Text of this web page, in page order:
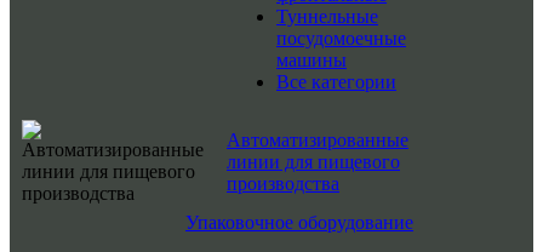
Туннельные
посудомоечные
машины
Все категории
Автоматизированные
линии для пищевого
производства
Упаковочное оборудование